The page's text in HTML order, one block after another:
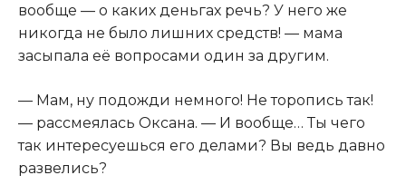
вообще — о каких деньгах речь? У него же
никогда не было лишних средств! — мама
засыпала её вопросами один за другим.
— Мам, ну подожди немного! Не торопись так!
— рассмеялась Оксана. — И вообще… Ты чего
так интересуешься его делами? Вы ведь давно
развелись?